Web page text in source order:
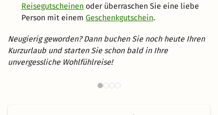
Reisegutscheinen oder überraschen Sie eine liebe
Person mit einem Geschenkgutschein.
Neugierig geworden? Dann buchen Sie noch heute Ihren
Kurzurlaub und starten Sie schon bald in Ihre
unvergessliche Wohlfühlreise!